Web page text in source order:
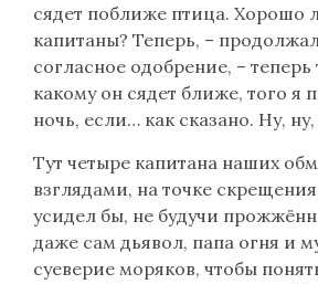
сядет поближе птица. Хорошо
капитаны? Теперь, –
согласное одобрение, –
какому он сядет ближе, того я
ночь, если… как сказано. Ну,
Тут четыре капитана наших
взглядами, на точке
усидел бы, не будучи
даже сам дьявол, папа огня и
суеверие моряков, чтобы